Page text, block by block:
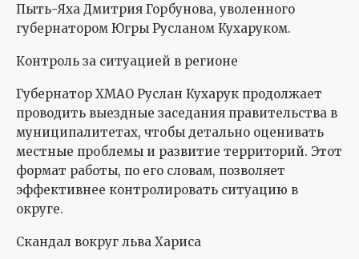
Пыть-Яха Дмитрия Горбунова, уволенного
губернатором Югры Русланом Кухаруком.
Контроль за ситуацией в регионе
Губернатор ХМАО Руслан Кухарук продолжает
проводить выездные заседания правительства в
муниципалитетах, чтобы детально оценивать
местные проблемы и развитие территорий. Этот
формат работы, по его словам, позволяет
эффективнее контролировать ситуацию в
округе.
Скандал вокруг льва Хариса